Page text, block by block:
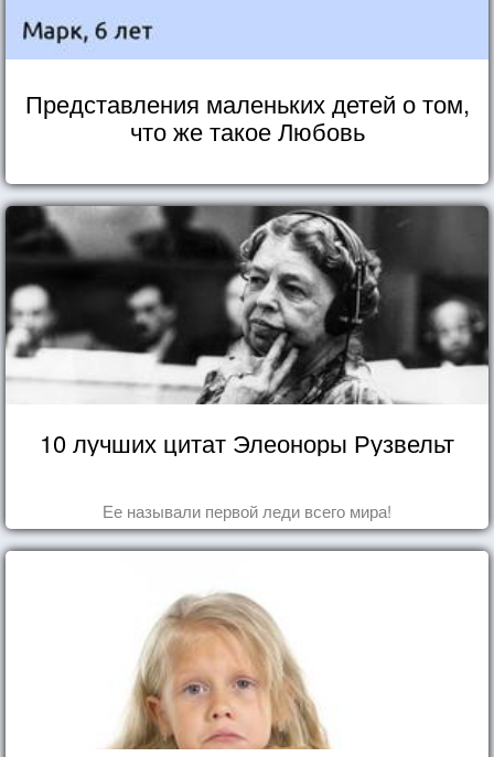
Представления маленьких детей о том,
что же такое Любовь
10 лучших цитат Элеоноры Рузвельт
Ее называли первой леди всего мира!